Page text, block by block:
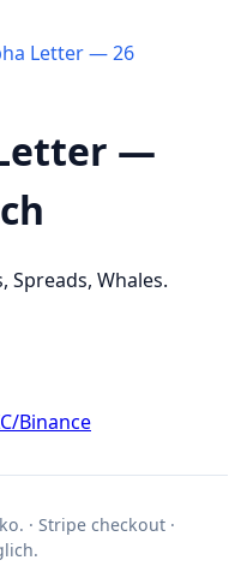
Letter — 26
—
Spreads, Whales.
Binance
· Stripe checkout ·